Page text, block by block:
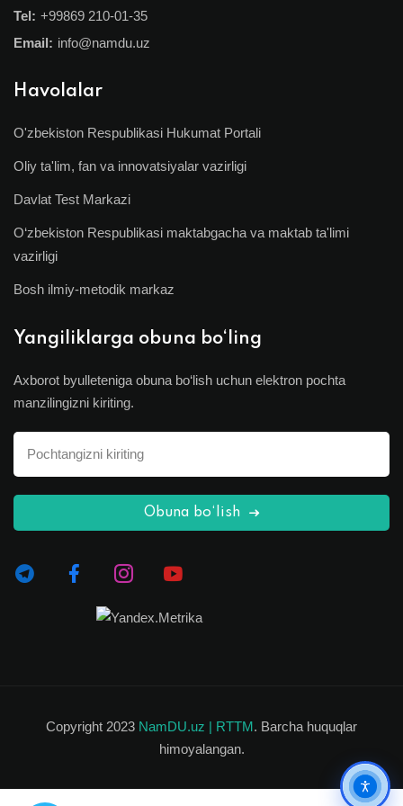
Tel: +99869 210-01-35
Email: info@namdu.uz
Havolalar
O'zbekiston Respublikasi Hukumat Portali
Oliy ta'lim, fan va innovatsiyalar vazirligi
Davlat Test Markazi
O‘zbekiston Respublikasi maktabgacha va maktab ta'limi
vazirligi
Bosh ilmiy-metodik markaz
Yangiliklarga obuna bo‘ling
Axborot byulleteniga obuna bo‘lish uchun elektron pochta
manzilingizni kiriting.
Obuna bo‘lish
Copyright 2023 NamDU.uz | RTTM. Barcha huquqlar
himoyalangan.